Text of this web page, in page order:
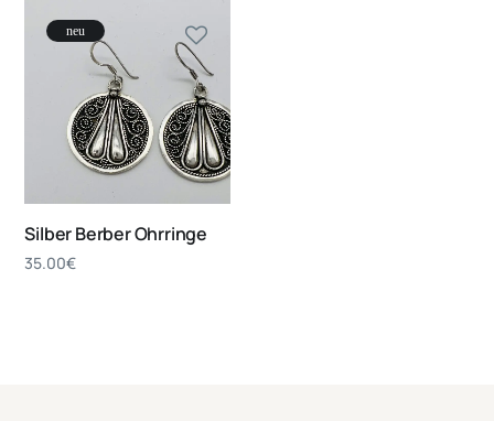
neu
Silber Berber Ohrringe
35.00€